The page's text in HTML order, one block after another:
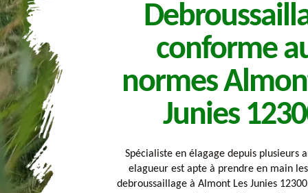
conforme
normes
Junies
Spécialiste en élagage depuis plusieurs
elagueur est apte à prendre en main
debroussaillage à Almont Les Junies